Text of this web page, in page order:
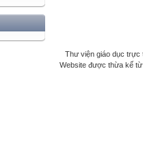
Thư viện giáo dục trực
Website được thừa kế